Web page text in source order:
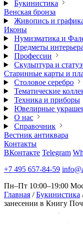
Букинистика
Венская бронза
Живопись и
Иконы
Нумизматика и
Предметы
Профессии
Скульптура и
Старинные карты и
Столовое серебро
Тематические
Техника и приборы
Ювелирные
О нас
Справочник
Вестник антиквара
Контакты
ВКонтакте Telegram
+7 495 657-84-59
Пн–Пт 10:00–19:00
Главная / Букинистика
занесении в Книгу